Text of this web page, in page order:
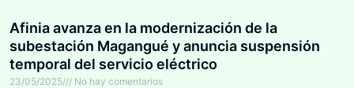
Afinia avanza en la modernización de la
subestación Magangué y anuncia suspensión
temporal del servicio eléctrico
23/05/2025 No hay comentarios